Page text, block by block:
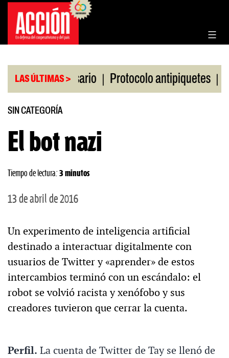
Saltar
contenido
LAS ÚLTIMAS >
de Rosario | Protocolo antipiquetes | FATE
SIN CATEGORÍA
El bot nazi
Tiempo de lectura: 3 minutos
13 de abril de 2016
Un experimento de inteligencia artificial
destinado a interactuar digitalmente con
usuarios de Twitter y «aprender» de estos
intercambios terminó con un escándalo: el
robot se volvió racista y xenófobo y sus
creadores tuvieron que cerrar la cuenta.
Perfil. La cuenta de Twitter de Tay se llenó de